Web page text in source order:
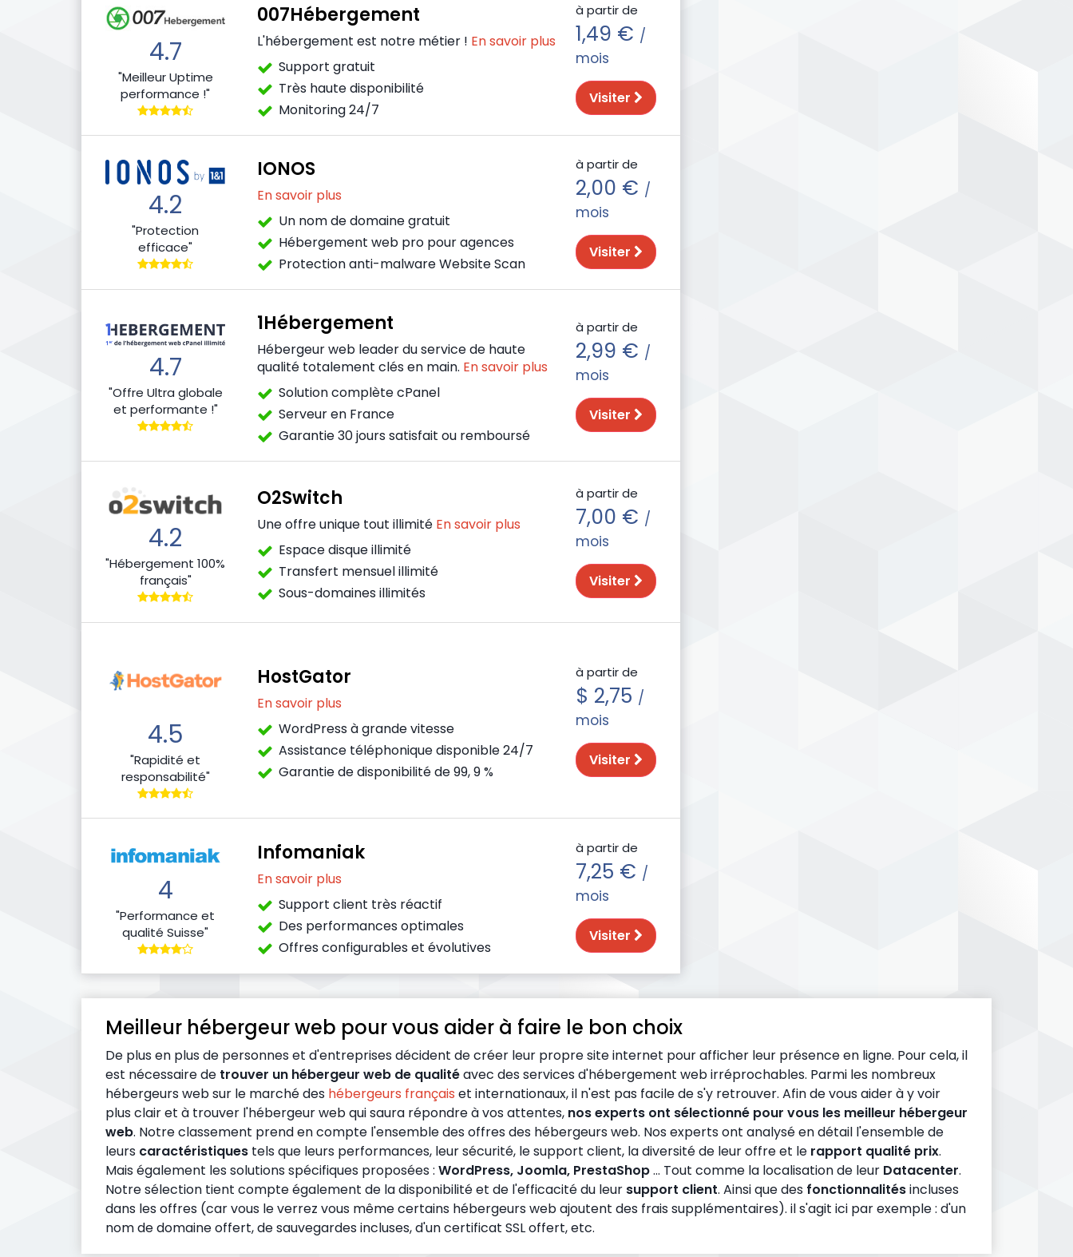
4.7
"Meilleur Uptime
performance !"
007Hébergement
L'hébergement est notre métier ! En savoir plus
Support gratuit
Très haute disponibilité
Monitoring 24/7
à partir de
1,49 € /
mois
Visiter
4.2
"Protection
efficace"
IONOS
En savoir plus
Un nom de domaine gratuit
Hébergement web pro pour agences
Protection anti-malware Website Scan
à partir de
2,00 € /
mois
Visiter
4.7
"Offre Ultra globale
et performante !"
1Hébergement
Hébergeur web leader du service de haute
qualité totalement clés en main. En savoir plus
Solution complète cPanel
Serveur en France
Garantie 30 jours satisfait ou remboursé
à partir de
2,99 € /
mois
Visiter
4.2
"Hébergement 100%
français"
O2Switch
Une offre unique tout illimité En savoir plus
Espace disque illimité
Transfert mensuel illimité
Sous-domaines illimités
à partir de
7,00 € /
mois
Visiter
4.5
"Rapidité et
responsabilité"
HostGator
En savoir plus
WordPress à grande vitesse
Assistance téléphonique disponible 24/7
Garantie de disponibilité de 99, 9 %
à partir de
$ 2,75 /
mois
Visiter
4
"Performance et
qualité Suisse"
Infomaniak
En savoir plus
Support client très réactif
Des performances optimales
Offres configurables et évolutives
à partir de
7,25 € /
mois
Visiter
Meilleur hébergeur web pour vous aider à faire le bon choix
De plus en plus de personnes et d'entreprises décident de créer leur propre site internet pour afficher leur présence en ligne. Pour cela, il
est nécessaire de trouver un hébergeur web de qualitéavec des services d'hébergement web irréprochables. Parmi les nombreux
hébergeurs web sur le marché des hébergeurs français et internationaux, il n'est pas facile de s'y retrouver. Afin de vous aider à y voir
plus clair et à trouver l'hébergeur web qui saura répondre à vos attentes, nos experts ont sélectionné pour vous les meilleur hébergeur
web. Notre classement prend en compte l'ensemble des offres des hébergeurs web. Nos experts ont analysé en détail l'ensemble de
leurs caractéristiques tels que leurs performances, leur sécurité, le support client, la diversité de leur offre et le rapport qualité prix.
Mais également les solutions spécifiques proposées : WordPress, Joomla, PrestaShop... Tout comme la localisation de leur Datacenter.
Notre sélection tient compte également de la disponibilité et de l'efficacité du leur support client. Ainsi que des fonctionnalitésincluses
dans les offres (car vous le verrez vous même certains hébergeurs web ajoutent des frais supplémentaires). il s'agit ici par exemple : d'un
nom de domaine offert, de sauvegardes incluses, d'un certificat SSL offert, etc.